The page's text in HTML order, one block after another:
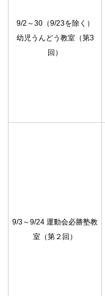
9/2～30（9/23を除く）
幼児うんどう教室（第3
回）
9/3～9/24 運動会必勝塾教
室（第２回）